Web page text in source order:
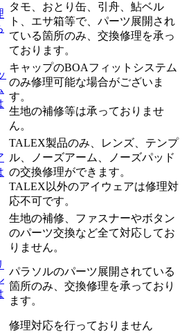
タモ、おとり缶、引舟、鮎ベル
ト、エサ箱等で、パーツ展開され
ている箇所のみ、交換修理を承っ
ております。
キャップのBOAフィットシステム
のみ修理可能な場合がございま
す。
生地の補修等は承っておりませ
ん。
TALEX製品のみ、レンズ、テンプ
ル、ノーズアーム、ノーズパッド
の交換修理ができます。
TALEX以外のアイウェアは修理対
応不可です。
生地の補修、ファスナーやボタン
のパーツ交換など全て対応してお
りません。
パラソルのパーツ展開されている
箇所のみ、交換修理を承っており
ます。
修理対応を行っておりません